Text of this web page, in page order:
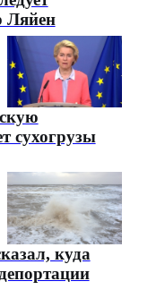
Ляйен
сухогрузы
куда